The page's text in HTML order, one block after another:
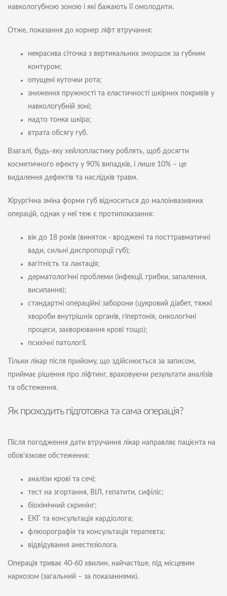
навкологубною зоною і які бажають її омолодити.
Отже, показання до корнер ліфт втручання:
некрасива сіточка з вертикальних зморшок за губним
контуром;
опущені куточки рота;
зниження пружності та еластичності шкірних покривів у
навкологубній зоні;
надто тонка шкіра;
втрата обсягу губ.
Взагалі, будь-яку хейлопластику роблять, щоб досягти
косметичного ефекту у 90% випадків, і лише 10% – це
видалення дефектів та наслідків травм.
Хірургічна зміна форми губ відноситься до малоінвазивних
операцій, однак у неї теж є протипоказання:
вік до 18 років (виняток - вроджені та посттравматичні
вади, сильні диспропорції губ);
вагітність та лактація;
дерматологічні проблеми (інфекції, грибки, запалення,
висипання);
стандартні операційні заборони (цукровий діабет, тяжкі
хвороби внутрішніх органів, гіпертонія, онкологічні
процеси, захворювання крові тощо);
психічні патології.
Тільки лікар після прийому, що здійснюється за записом,
приймає рішення про ліфтинг, враховуючи результати аналізів
та обстеження.
Як проходить підготовка та сама операція?
Після погодження дати втручання лікар направляє пацієнта на
обов'язкове обстеження:
аналізи крові та сечі;
тест на згортання, ВІЛ, гепатити, сифіліс;
біохімічний скринінг;
ЕКГ та консультація кардіолога;
флюорографія та консультація терапевта;
відвідування анестезіолога.
Операція триває 40-60 хвилин, найчастіше, під місцевим
наркозом (загальний – за показаннями).